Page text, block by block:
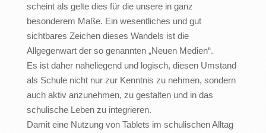
scheint als gelte dies für die unsere in ganz
besonderem Maße. Ein wesentliches und gut
sichtbares Zeichen dieses Wandels ist die
Allgegenwart der so genannten „Neuen Medien“.
Es ist daher naheliegend und logisch, diesen Umstand
als Schule nicht nur zur Kenntnis zu nehmen, sondern
auch aktiv anzunehmen, zu gestalten und in das
schulische Leben zu integrieren.
Damit eine Nutzung von Tablets im schulischen Alltag